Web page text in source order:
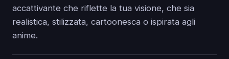
accattivante che riflette la tua visione, che sia
realistica, stilizzata, cartoonesca o ispirata agli
anime.